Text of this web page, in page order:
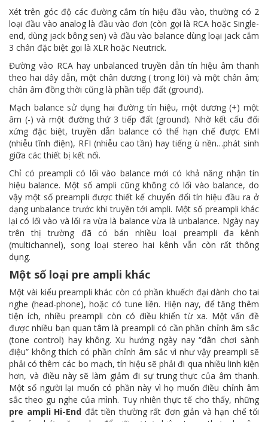
Xét trên góc độ các đường cắm tín hiệu đầu vào, thường có 2
loại đầu vào analog là đầu vào đơn (còn gọi là RCA hoặc Single-
end, dùng jack bông sen) và đầu vào balance dùng loại jack cắm
3 chân đặc biệt gọi là XLR hoặc Neutrick.
Đường vào RCA hay unbalanced truyền dẫn tín hiệu âm thanh
theo hai dây dẫn, một chân dương ( trong lõi) và một chân âm;
chân âm đồng thời cũng là phần tiếp đất (ground).
Mạch balance sử dụng hai đường tín hiệu, một dương (+) một
âm (-) và một đường thứ 3 tiếp đất (ground). Nhờ kết cấu đối
xứng đặc biệt, truyền dẫn balance có thể hạn chế được EMI
(nhiễu tĩnh điện), RFI (nhiễu cao tần) hay tiếng ù nền…phát sinh
giữa các thiết bị kết nối.
Chỉ có preampli có lối vào balance mới có khả năng nhận tín
hiệu balance. Một số ampli cũng không có lối vào balance, do
vậy một số preampli được thiết kế chuyển đổi tín hiệu đầu ra ở
dạng unbalance trước khi truyền tới ampli. Một số preampli khác
lại có lối vào và lối ra vừa là balance vừa là unbalance. Ngày nay
trên thị trường đã có bán nhiều loại preampli đa kênh
(multichannel), song loại stereo hai kênh vẫn còn rất thông
dụng.
Một số loại pre ampli khác
Một vài kiểu preampli khác còn có phần khuếch đại dành cho tai
nghe (head-phone), hoặc có tune liền. Hiện nay, để tăng thêm
tiện ích, nhiều preampli còn có điều khiển từ xa. Một vấn đề
được nhiều bạn quan tâm là preampli có cần phần chỉnh âm sắc
(tone control) hay không. Xu hướng ngày nay “dân chơi sành
điệu” không thích có phần chỉnh âm sắc vì như vậy preampli sẽ
phải có thêm các bo mạch, tín hiệu sẽ phải đi qua nhiều linh kiện
hơn, và điều này sẽ làm giảm đi sự trung thực của âm thanh.
Một số người lại muốn có phần này vì họ muốn điều chỉnh âm
sắc theo gu nghe của mình. Tuy nhiên thực tế cho thấy, những
pre ampli Hi-End đắt tiền thường rất đơn giản và hạn chế tối